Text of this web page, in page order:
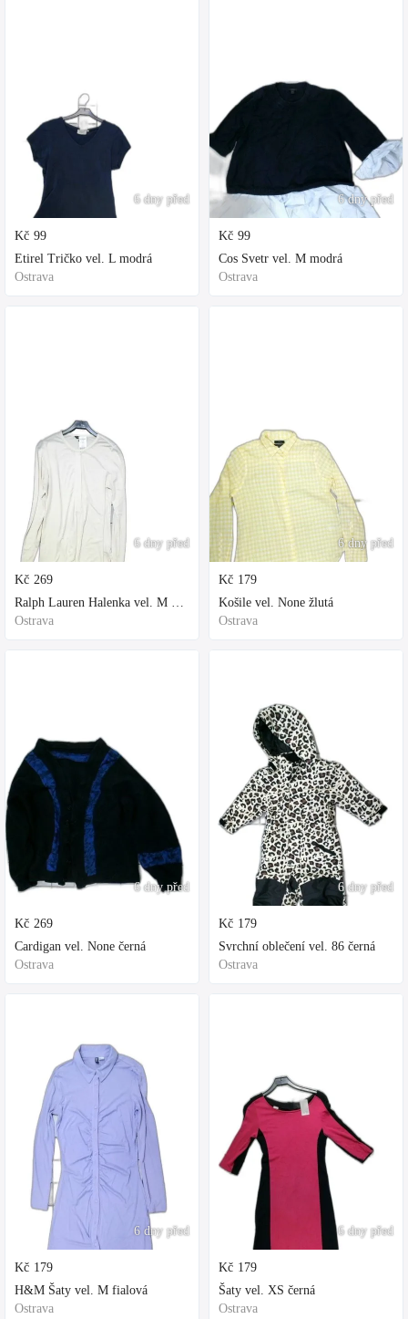
6 dny před
Kč 99
Etirel Tričko vel. L modrá
Ostrava
6 dny před
Kč 269
Ralph Lauren Halenka vel. M bílá
Ostrava
6 dny před
Kč 269
Cardigan vel. None černá
Ostrava
6 dny před
Kč 179
H&M Šaty vel. M fialová
Ostrava
6 dny před
Kč 99
Cos Svetr vel. M modrá
Ostrava
6 dny před
Kč 179
Košile vel. None žlutá
Ostrava
6 dny před
Kč 179
Svrchní oblečení vel. 86 černá
Ostrava
6 dny před
Kč 179
Šaty vel. XS černá
Ostrava